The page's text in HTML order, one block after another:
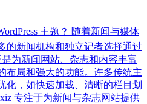
主题？ 随着新闻与媒体
的新闻机构和独立记者选择通过
为新闻网站、杂志和内容丰富
布局和强大的功能。许多传统主
化，如快速加载、清晰的栏目划
专注于为新闻与杂志网站提供